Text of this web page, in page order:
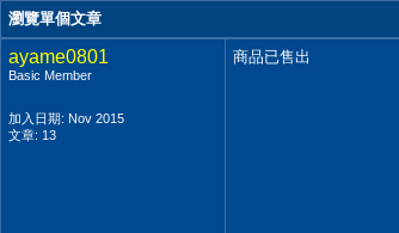
瀏覽單個文章
ayame0801
Basic Member
加入日期: Nov 2015
文章: 13
商品已售出